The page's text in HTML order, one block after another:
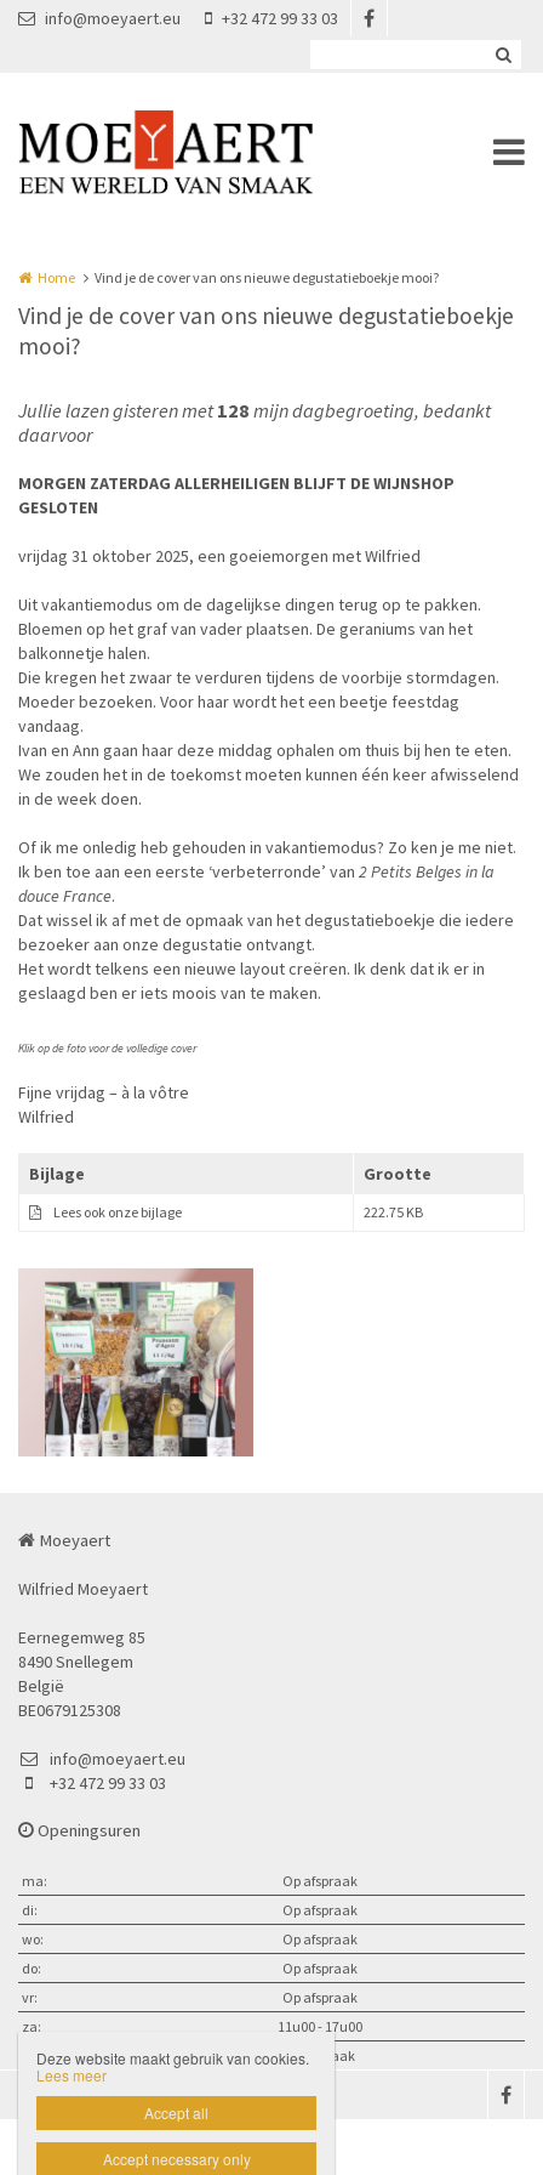
Overslaan en naar de inhoud gaan
info@moeyaert.eu +32 472 99 33 03
Home Vind je de cover van ons nieuwe degustatieboekje mooi?
Vind je de cover van ons nieuwe degustatieboekje
mooi?
Jullie lazen gisteren met128 mijn dagbegroeting, bedankt
daarvoor
MORGEN ZATERDAG ALLERHEILIGEN BLIJFT DE WIJNSHOP
GESLOTEN
vrijdag 31 oktober 2025, een goeiemorgen met Wilfried
Uit vakantiemodus om de dagelijkse dingen terug op te pakken.
Bloemen op het graf van vader plaatsen. De geraniums van het
balkonnetje halen.
Die kregen het zwaar te verduren tijdens de voorbije stormdagen.
Moeder bezoeken. Voor haar wordt het een beetje feestdag
vandaag.
Ivan en Ann gaan haar deze middag ophalen om thuis bij hen te eten.
We zouden het in de toekomst moeten kunnen één keer afwisselend
in de week doen.
Of ik me onledig heb gehouden in vakantiemodus? Zo ken je me niet.
Ik ben toe aan een eerste ‘verbeterronde’ van 2 Petits Belges in la
douce France.
Dat wissel ik af met de opmaak van het degustatieboekje die iedere
bezoeker aan onze degustatie ontvangt.
Het wordt telkens een nieuwe layout creëren. Ik denk dat ik er in
geslaagd ben er iets moois van te maken.
Klik op de foto voor de volledige cover
Fijne vrijdag – à la vôtre
Wilfried
Bijlage Grootte
Lees ook onze bijlage 222.75 KB
Moeyaert
Wilfried Moeyaert
Eernegemweg 85
8490 Snellegem
België
BE0679125308
info@moeyaert.eu
+32 472 99 33 03
Openingsuren
ma:
Op afspraak
di:
Op afspraak
wo:
Op afspraak
do:
Op afspraak
vr:
Op afspraak
za:
11u00 - 17u00
zo:
op afspraak
Website door Livalos
Deze website maakt gebruik van cookies.
Lees meer
Accept all
Accept necessary only